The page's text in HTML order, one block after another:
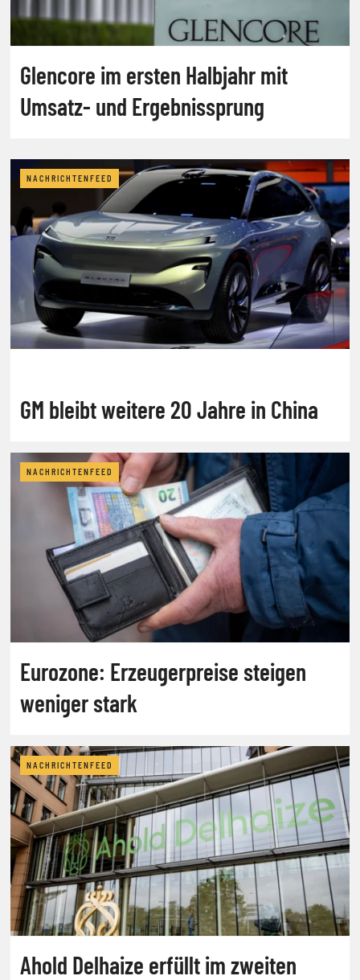
Glencore im ersten Halbjahr mit
Umsatz- und Ergebnissprung
NACHRICHTENFEED
GM bleibt weitere 20 Jahre in China
NACHRICHTENFEED
Eurozone: Erzeugerpreise steigen
weniger stark
NACHRICHTENFEED
Ahold Delhaize erfüllt im zweiten